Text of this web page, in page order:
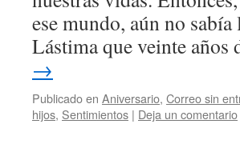
ese mundo, aún no
Lástima que veinte
→
Publicado en Aniversario, Correo sin
hijos, Sentimientos | Deja un comentario